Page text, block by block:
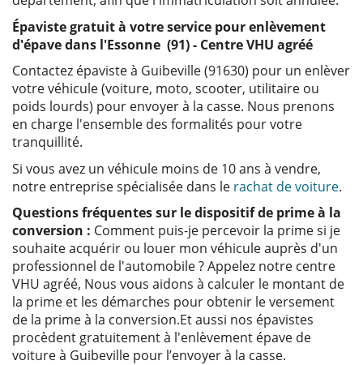
Épaviste gratuit à votre service pour enlèvement
d'épave dans l'Essonne (91) - Centre VHU agréé
Contactez épaviste à Guibeville (91630) pour un enlèver
votre véhicule (voiture, moto, scooter, utilitaire ou
poids lourds) pour envoyer à la casse. Nous prenons
en charge l'ensemble des formalités pour votre
tranquillité.
Si vous avez un véhicule moins de 10 ans à vendre,
notre entreprise spécialisée dans le rachat de voiture.
Questions fréquentes sur le dispositif de prime à la
conversion : Comment puis-je percevoir la prime si je
souhaite acquérir ou louer mon véhicule auprès d'un
professionnel de l'automobile ? Appelez notre centre
VHU agréé, Nous vous aidons à calculer le montant de
la prime et les démarches pour obtenir le versement
de la prime à la conversion.Et aussi nos épavistes
procèdent gratuitement à l'enlèvement épave de
voiture à Guibeville pour l’envoyer à la casse.